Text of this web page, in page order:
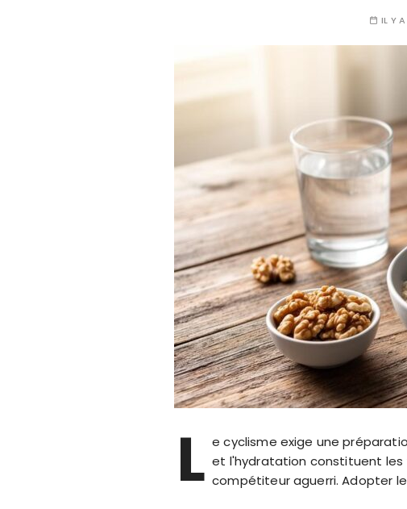
IL Y
L e cyclisme exige une
et l'hydratation constituent les
compétiteur aguerri. Adopter